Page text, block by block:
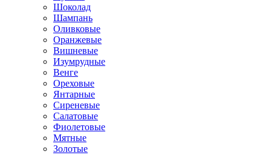
Шоколад
Шампань
Оливковые
Оранжевые
Вишневые
Изумрудные
Венге
Ореховые
Янтарные
Сиреневые
Салатовые
Фиолетовые
Мятные
Золотые